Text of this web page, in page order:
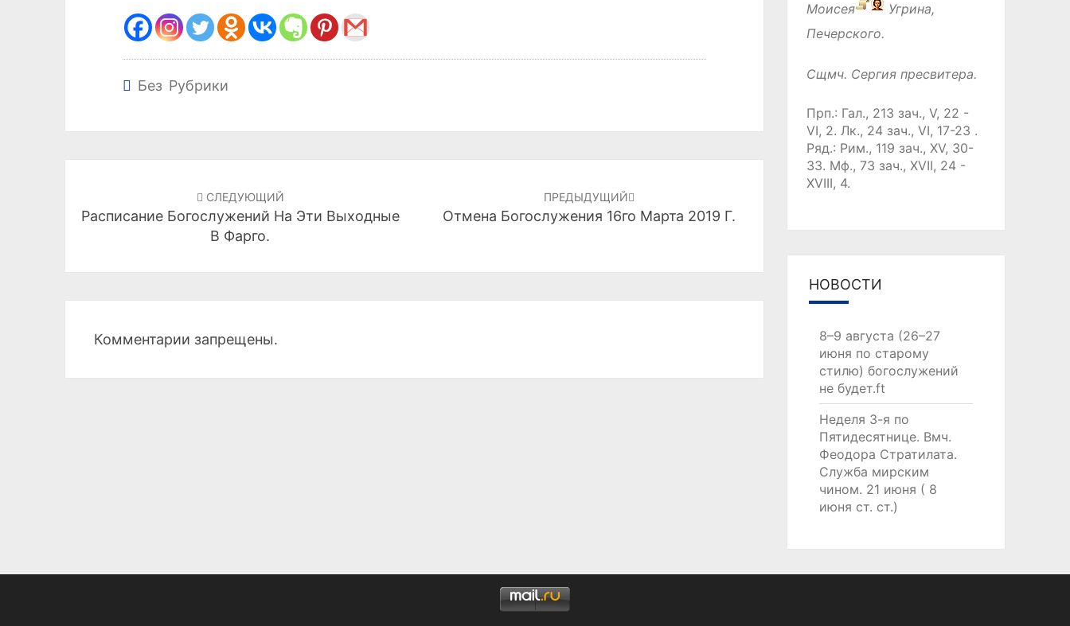
Без Рубрики
записям
СЛЕДУЮЩИЙ
Расписание Богослужений На Эти Выходные
В Фарго.
ПРЕДЫДУЩИЙ
Отмена Богослужения 16го Марта 2019 Г.
Комментарии запрещены.
Моисея
Угрина,
Печерского.
Сщмч. Сергия пресвитера.
Прп.: Гал., 213 зач., V, 22 -
VI, 2. Лк., 24 зач., VI, 17-23 .
Ряд.: Рим., 119 зач., XV, 30-
33. Мф., 73 зач., XVII, 24 -
XVIII, 4.
НОВОСТИ
8–9 августа (26–27
июня по старому
стилю) богослужений
не будет.ft
Неделя 3-я по
Пятидесятнице. Вмч.
Феодора Стратилата.
Служба мирским
чином. 21 июня ( 8
июня ст. ст.)